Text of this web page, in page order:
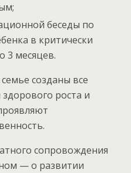
беседы по
в критически
3 месяцев.
созданы все
роста и
сопровождения
— о развитии